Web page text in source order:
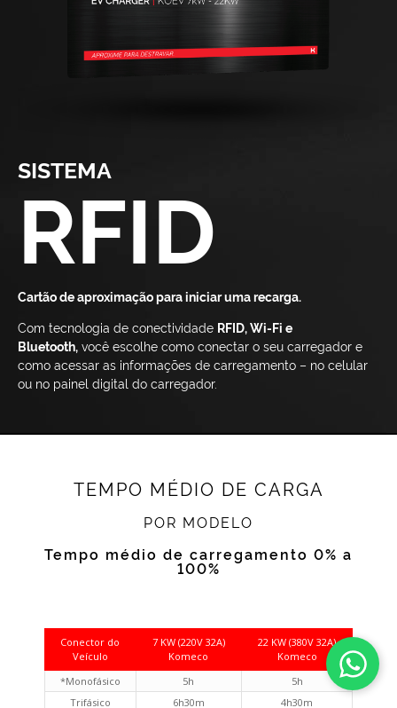
SISTEMA
RFID
Cartão de aproximação para iniciar uma recarga.
Com tecnologia de conectividade RFID, Wi-Fi e
Bluetooth, você escolhe como conectar o seu carregador e
como acessar as informações de carregamento – no celular
ou no painel digital do carregador.
TEMPO MÉDIO DE CARGA
POR MODELO
Tempo médio de carregamento 0% a
100%
Conector do
Veículo
7 KW (220V 32A)
Komeco
22 KW (380V 32A)
Komeco
*Monofásico
5h
5h
Trifásico
6h30m 4h30m